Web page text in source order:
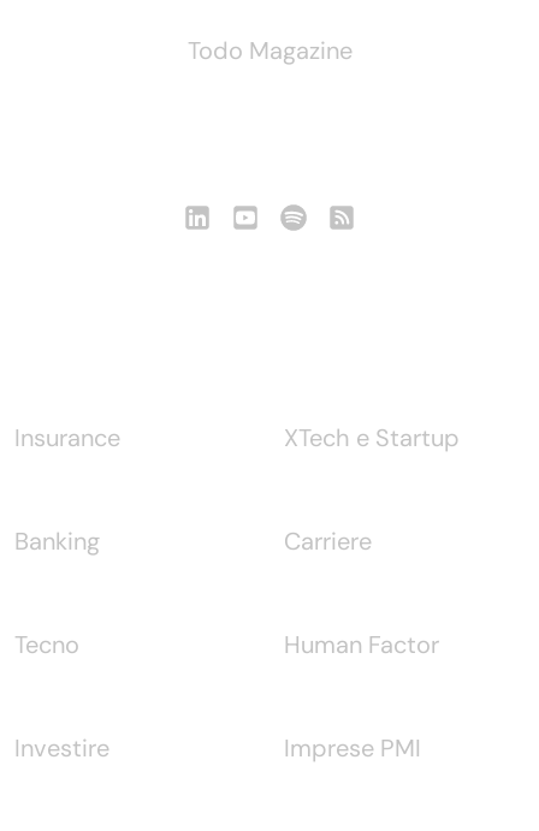
Todo Magazine
Insurance
Banking
Tecno
Investire
XTech e Startup
Carriere
Human Factor
Imprese PMI